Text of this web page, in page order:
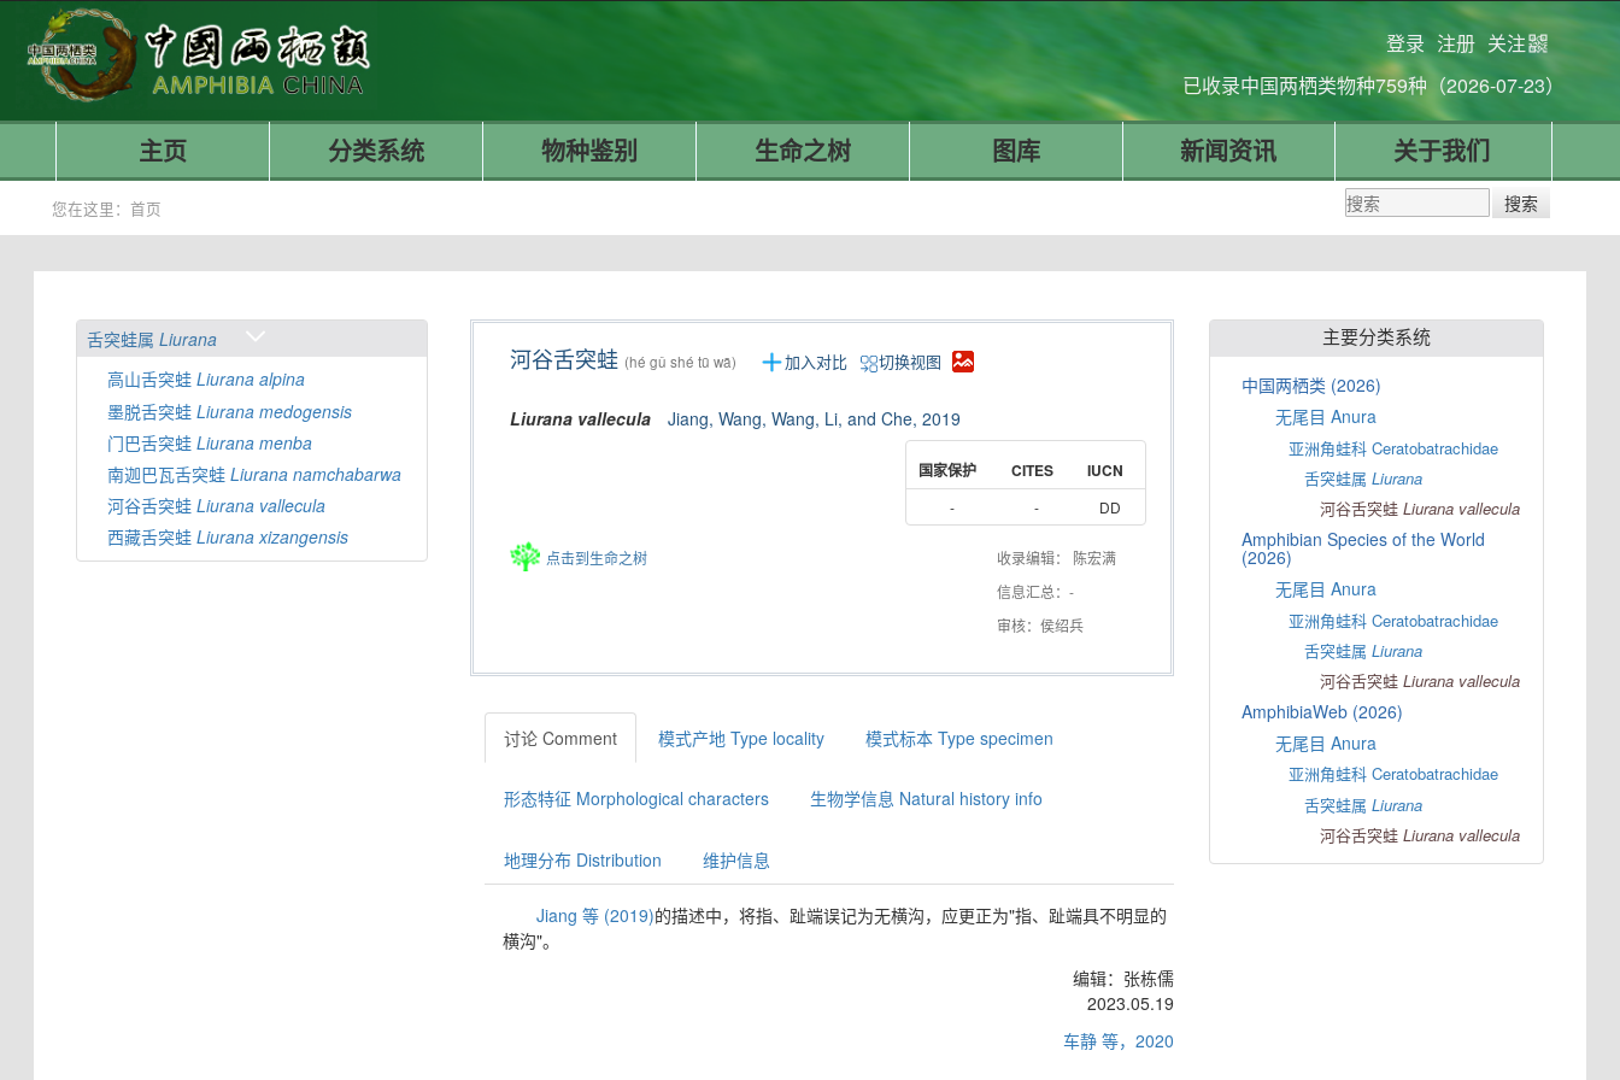
登录 注册 关注
已收录中国两栖类物种759种（2026-07-23）
主页 分类系统 物种鉴别 生命之树 图库 新闻资讯 关于我们
您在这里：首页
舌突蛙属Liurana
高山舌突蛙Liurana alpina
墨脱舌突蛙Liurana medogensis
门巴舌突蛙Liurana menba
南迦巴瓦舌突蛙Liurana namchabarwa
河谷舌突蛙Liurana vallecula
西藏舌突蛙Liurana xizangensis
河谷舌突蛙 (hé gǔ shé tū wā) 加入对比 切换视图
Liurana vallecula Jiang, Wang, Wang, Li, and Che, 2019
国家保护 CITES IUCN
- - DD
点击到生命之树
收录编辑： 陈宏满
信息汇总：-
审核：侯绍兵
讨论 Comment 模式产地 Type locality 模式标本 Type specimen
形态特征 Morphological characters 生物学信息 Natural history info
地理分布 Distribution 维护信息
Jiang 等 (2019)的描述中，将指、趾端误记为无横沟，应更正为"指、趾端具不明显的
横沟"。
编辑：张栋儒
2023.05.19
车静 等，2020
主要分类系统
中国两栖类 (2026)
无尾目 Anura
亚洲角蛙科 Ceratobatrachidae
舌突蛙属Liurana
河谷舌突蛙Liurana vallecula
Amphibian Species of the World
(2026)
无尾目 Anura
亚洲角蛙科 Ceratobatrachidae
舌突蛙属Liurana
河谷舌突蛙Liurana vallecula
AmphibiaWeb (2026)
无尾目 Anura
亚洲角蛙科 Ceratobatrachidae
舌突蛙属Liurana
河谷舌突蛙Liurana vallecula